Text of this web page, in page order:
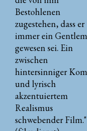
Bestohlenen
zugestehen, dass er
immer ein
gewesen sei. Ein
zwischen
hintersinniger
und lyrisch
akzentuiertem
Realismus
schwebender Film."